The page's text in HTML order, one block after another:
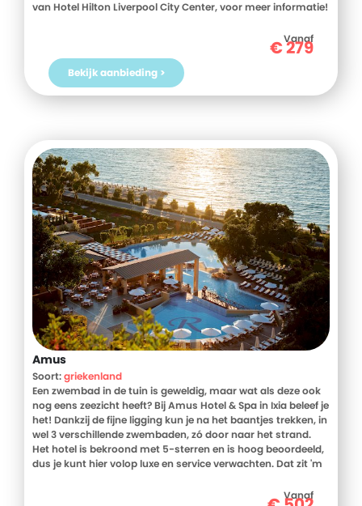
van Hotel Hilton Liverpool City Center, voor meer informatie!
Boek jouw vakantie naar Hotel Hilton Liverpool City Center
Vanaf
€279
Bekijk aanbieding >
Amus
Soort:griekenland
Een zwembad in de tuin is geweldig, maar wat als deze ook
nog eens zeezicht heeft? Bij Amus Hotel & Spa in Ixia beleef je
het! Dankzij de fijne ligging kun je na het baantjes trekken, in
wel 3 verschillende zwembaden, zó door naar het strand.
Het hotel is bekroond met 5-sterren en is hoog beoordeeld,
dus je kunt hier volop luxe en service verwachten. Dat zit 'm
Vanaf